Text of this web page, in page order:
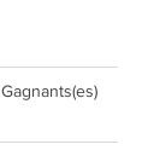
Gagnants(es)